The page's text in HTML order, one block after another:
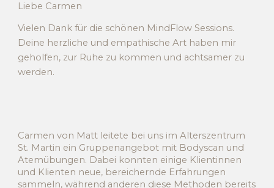
Liebe Carmen
Vielen Dank für die schönen MindFlow Sessions.
Deine herzliche und empathische Art haben mir
geholfen, zur Ruhe zu kommen und achtsamer zu
werden.
Carmen von Matt leitete bei uns im Alterszentrum
St. Martin ein Gruppenangebot mit Bodyscan und
Atemübungen. Dabei konnten einige Klientinnen
und Klienten neue, bereichernde Erfahrungen
sammeln, während anderen diese Methoden bereits